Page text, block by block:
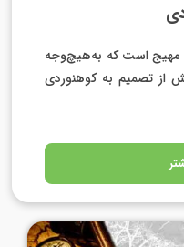
که به‌هیچ‌وجه
به کوهنوردی